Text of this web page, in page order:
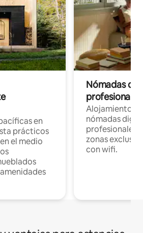
en
prácticos
el medio
Nómadas
Alojamientos
nómadas
profesionales
zonas
con wifi.